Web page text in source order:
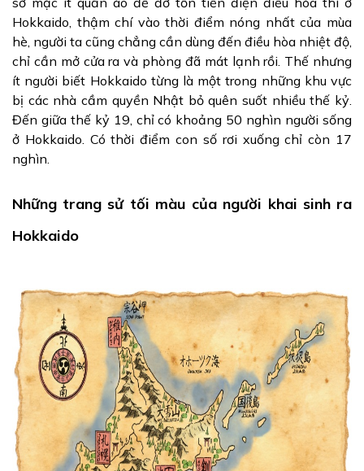
Hokkaido, thậm chí vào thời điểm nóng nhất của mùa
hè, người ta cũng chẳng cần dùng đến điều hòa nhiệt độ,
chỉ cần mở cửa ra và phòng đã mát lạnh rồi. Thế nhưng
ít người biết Hokkaido từng là một trong những khu vực
bị các nhà cầm quyền Nhật bỏ quên suốt nhiều thế kỷ.
Đến giữa thế kỷ 19, chỉ có khoảng 50 nghìn người sống
ở Hokkaido. Có thời điểm con số rơi xuống chỉ còn 17
nghìn.
Những trang sử tối màu của người khai sinh ra
Hokkaido